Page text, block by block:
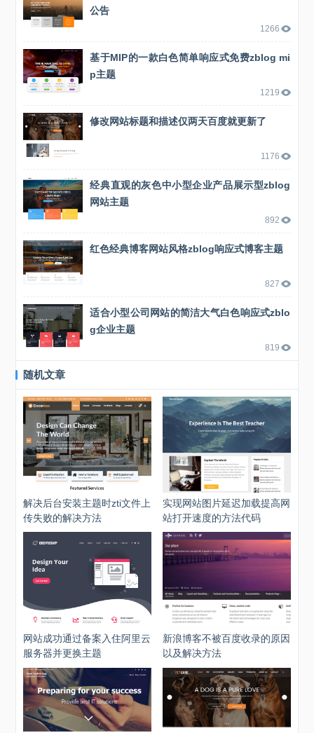
公告
1266
基于MIP的一款白色简单响应式免费zblog mi
p主题
1219
修改网站标题和描述仅两天百度就更新了
1176
经典直观的灰色中小型企业产品展示型zblog
网站主题
892
红色经典博客网站风格zblog响应式博客主题
827
适合小型公司网站的简洁大气白色响应式zblo
g企业主题
819
随机文章
解决后台安装主题时zti文件上
传失败的解决方法
实现网站图片延迟加载提高网
站打开速度的方法代码
网站成功通过备案入住阿里云
服务器并更换主题
新浪博客不被百度收录的原因
以及解决方法